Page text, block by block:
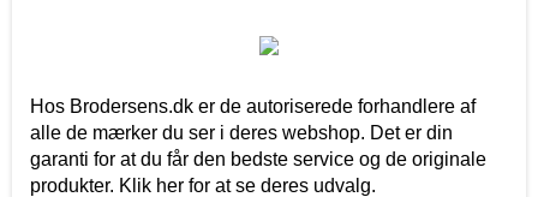
Hos Brodersens.dk er de autoriserede forhandlere af
alle de mærker du ser i deres webshop. Det er din
garanti for at du får den bedste service og de originale
produkter. Klik her for at se deres udvalg.